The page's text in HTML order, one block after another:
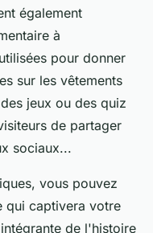
également
à
pour donner
sur les vêtements
jeux ou des quiz
de partager
sociaux...
vous pouvez
qui captivera votre
de l'histoire